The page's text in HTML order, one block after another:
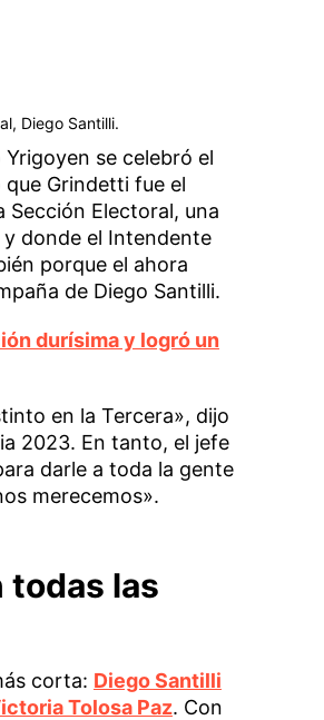
Diego Santilli.
se celebró el
Grindetti fue el
Electoral, una
donde el Intendente
porque el ahora
de Diego Santilli.
durísima y logró un
en la Tercera», dijo
2023. En tanto, el jefe
darle a toda la gente
merecemos».
todas las
corta: Diego Santilli
Tolosa Paz. Con